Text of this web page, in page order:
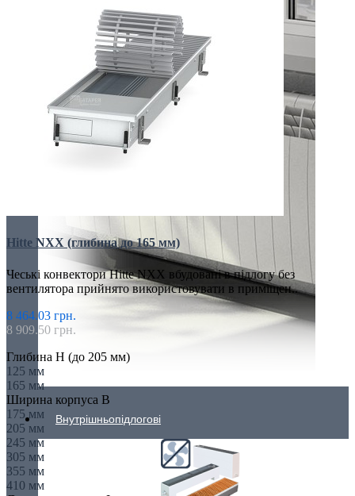
Внутрішньопідлогові
Hitte NXX (глибина до 165 мм)
Чеські конвектори Hitte NXX вбудовані в підлогу без
вентилятора прийнято використовувати в приміщен..
8 464.03 грн.
8 909.50 грн.
Глибина H (до 205 мм)
125 мм
165 мм
Ширина корпуса B
175 мм
205 мм
245 мм
305 мм
355 мм
410 мм